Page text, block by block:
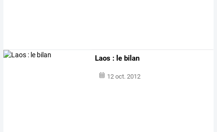
Laos : le bilan
12 oct. 2012